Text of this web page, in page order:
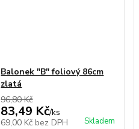
Balonek "B" foliový 86cm
zlatá
96,80 Kč
83,49 Kč/ks
69,00 Kč bez DPH Skladem